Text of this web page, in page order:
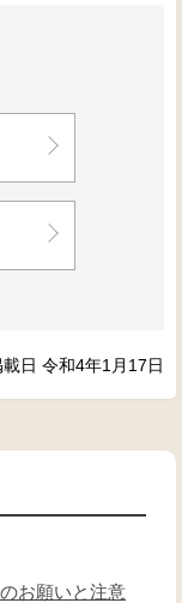
載日 令和4年1月17日
お願いと注意